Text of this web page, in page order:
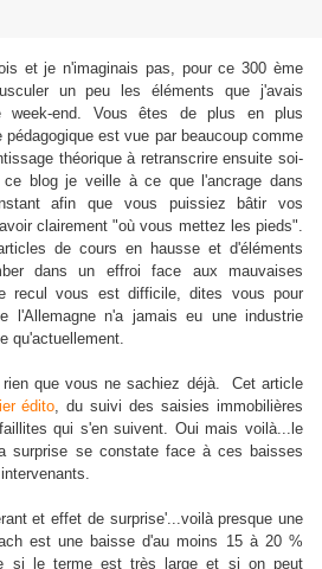
et je n'imaginais pas, pour ce 300 ème
un peu les éléments que j'avais
week-end. Vous êtes de plus en plus
est vue par beaucoup comme
théorique à retranscrire ensuite soi-
blog je veille à ce que l'ancrage dans
afin que vous puissiez bâtir vos
clairement "où vous mettez les pieds".
de cours en hausse et d'éléments
dans un effroi face aux mauvaises
recul vous est difficile, dites vous pour
l'Allemagne n'a jamais eu une industrie
qu'actuellement.
que vous ne sachiez déjà. Cet article
édito, du suivi des saisies immobilières
qui s'en suivent. Oui mais voilà...le
surprise se constate face à ces baisses
et effet de surprise'...voilà presque une
est une baisse d'au moins 15 à 20 %
si le terme est très large et si on peut